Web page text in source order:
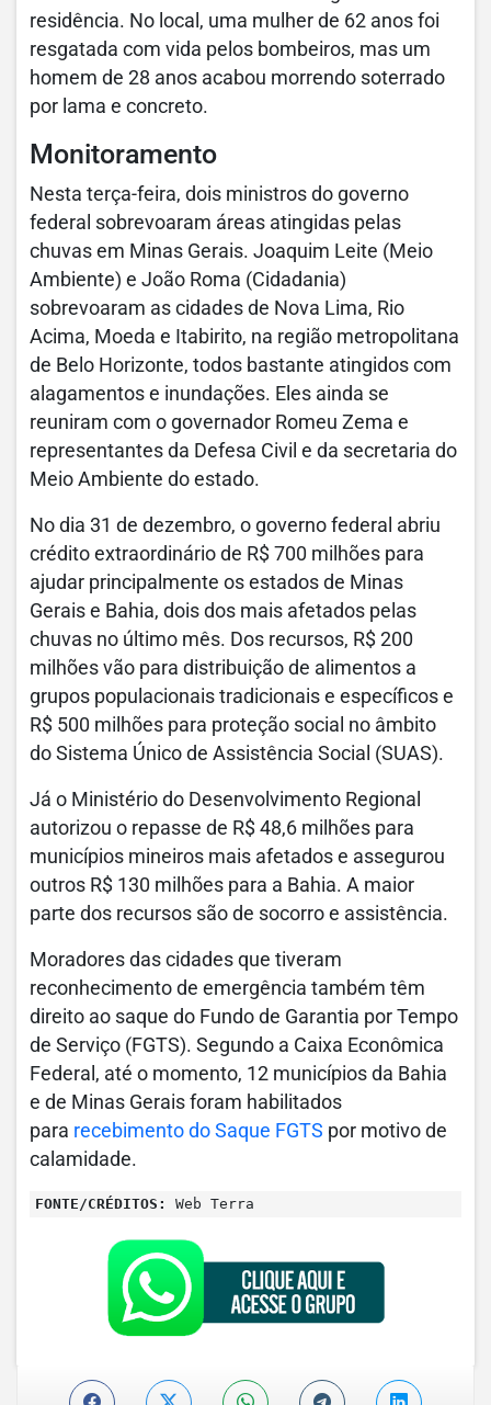
residência. No local, uma mulher de 62 anos foi
resgatada com vida pelos bombeiros, mas um
homem de 28 anos acabou morrendo soterrado
por lama e concreto.
Monitoramento
Nesta terça-feira, dois ministros do governo
federal sobrevoaram áreas atingidas pelas
chuvas em Minas Gerais. Joaquim Leite (Meio
Ambiente) e João Roma (Cidadania)
sobrevoaram as cidades de Nova Lima, Rio
Acima, Moeda e Itabirito, na região metropolitana
de Belo Horizonte, todos bastante atingidos com
alagamentos e inundações. Eles ainda se
reuniram com o governador Romeu Zema e
representantes da Defesa Civil e da secretaria do
Meio Ambiente do estado.
No dia 31 de dezembro, o governo federal abriu
crédito extraordinário de R$ 700 milhões para
ajudar principalmente os estados de Minas
Gerais e Bahia, dois dos mais afetados pelas
chuvas no último mês. Dos recursos, R$ 200
milhões vão para distribuição de alimentos a
grupos populacionais tradicionais e específicos e
R$ 500 milhões para proteção social no âmbito
do Sistema Único de Assistência Social (SUAS).
Já o Ministério do Desenvolvimento Regional
autorizou o repasse de R$ 48,6 milhões para
municípios mineiros mais afetados e assegurou
outros R$ 130 milhões para a Bahia. A maior
parte dos recursos são de socorro e assistência.
Moradores das cidades que tiveram
reconhecimento de emergência também têm
direito ao saque do Fundo de Garantia por Tempo
de Serviço (FGTS). Segundo a Caixa Econômica
Federal, até o momento, 12 municípios da Bahia
e de Minas Gerais foram habilitados
para recebimento do Saque FGTS por motivo de
calamidade.
FONTE/CRÉDITOS: Web Terra